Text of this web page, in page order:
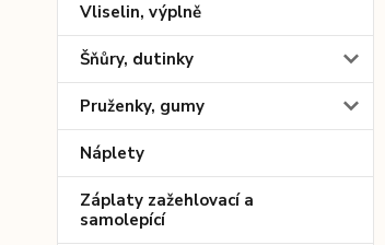
Vliselin, výplně
Šňůry, dutinky
Pruženky, gumy
Náplety
Záplaty zažehlovací a
samolepící